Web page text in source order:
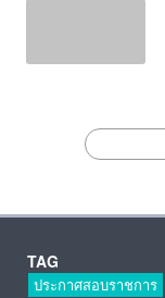
TAG
ประกาศสอบราชการ